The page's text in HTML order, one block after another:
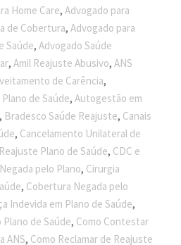
Home Care,Advogado para
de Cobertura,Advogado para
Saúde,Advogado Saúde
,Amil Reajuste Abusivo,ANS
de Carência,
de Saúde,Autogestão em
, Bradesco Saúde Reajuste, Canais
, Cancelamento Unilateral de
Plano de Saúde, CDC e
pelo Plano, Cirurgia
, Cobertura Negada pelo
Indevida em Plano de Saúde,
Plano de Saúde, Como Contestar
ANS, Como Reclamar de Reajuste